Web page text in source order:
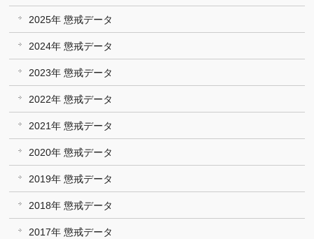
2025年 懲戒データ
2024年 懲戒データ
2023年 懲戒データ
2022年 懲戒データ
2021年 懲戒データ
2020年 懲戒データ
2019年 懲戒データ
2018年 懲戒データ
2017年 懲戒データ